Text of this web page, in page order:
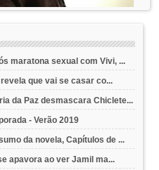
maratona sexual com Vivi, ...
que vai se casar co...
da Paz desmascara Chiclete...
- Verão 2019
da novela, Capítulos de ...
apavora ao ver Jamil ma...